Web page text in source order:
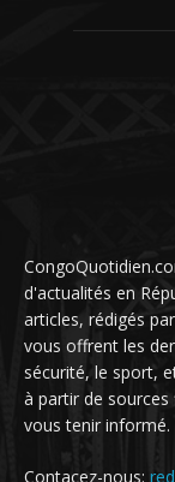
d'actualités en
articles, rédigés
vous offrent les
sécurité, le sport,
à partir de
vous tenir informé.
Contacez-nous: